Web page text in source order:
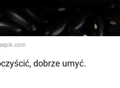
dobrze umyć.